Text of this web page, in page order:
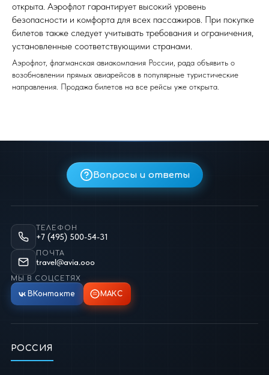
открыта. Аэрофлот гарантирует высокий уровень
безопасности и комфорта для всех пассажиров. При покупке
билетов также следует учитывать требования и ограничения,
установленные соответствующими странами.
Аэрофлот, флагманская авиакомпания России, рада объявить о
возобновлении прямых авиарейсов в популярные туристические
направления. Продажа билетов на все рейсы уже открыта.
Вопросы и ответы
ТЕЛЕФОН
+7 (495) 500-54-31
ПОЧТА
travel@avia.ooo
МЫ В СОЦСЕТЯХ
ВКонтакте МАКС
РОССИЯ